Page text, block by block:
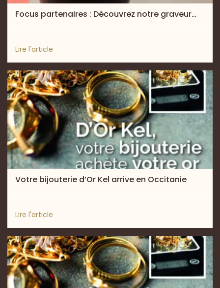
Focus partenaires : Découvrez notre graveur…
Lire l'article
Votre bijouterie d’Or Kel arrive en Occitanie
Lire l'article